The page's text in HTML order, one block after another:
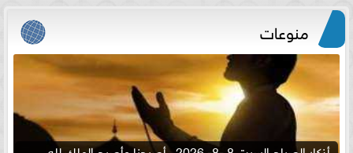
منوعات